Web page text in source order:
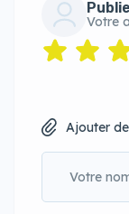
Votre
Ajouter